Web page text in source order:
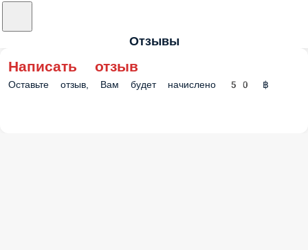
Отзывы
Написать отзыв
Оставьте отзыв, Вам будет начислено 50 ฿